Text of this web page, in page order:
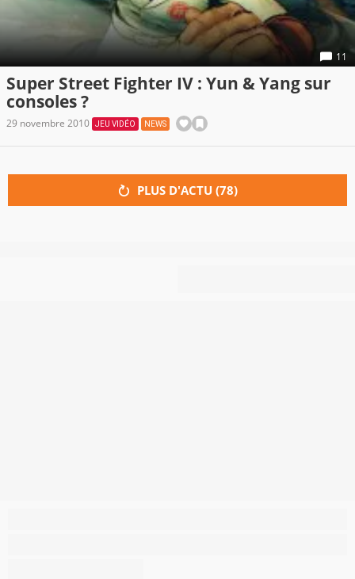
11
Super Street Fighter IV : Yun & Yang sur
consoles ?
29 novembre 2010 JEU VIDÉO NEWS
PLUS D'ACTU (78)